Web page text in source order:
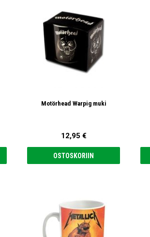
Motörhead Warpig muki
12,95 €
OSTOSKORIIN